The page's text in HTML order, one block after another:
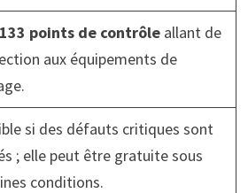
133 points de contrôleallant de
aux équipements de
si des défauts critiques sont
; elle peut être gratuite sous
conditions.